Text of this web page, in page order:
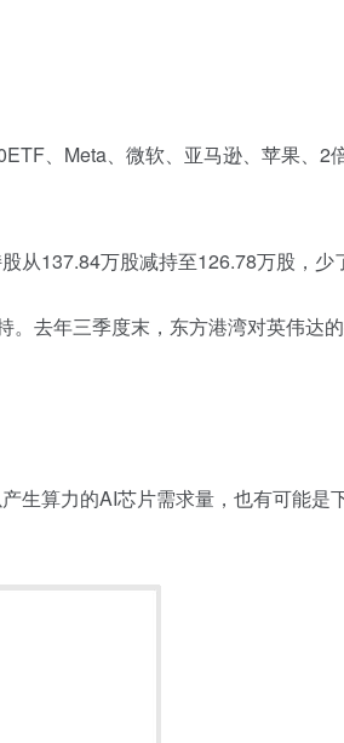
、 Meta、微软、亚马逊、苹果、2
从137.84万股减持至126.78万股，少
。去年三季度末， 东方港湾对英伟达
生算力的AI芯片需求量，也有可能是